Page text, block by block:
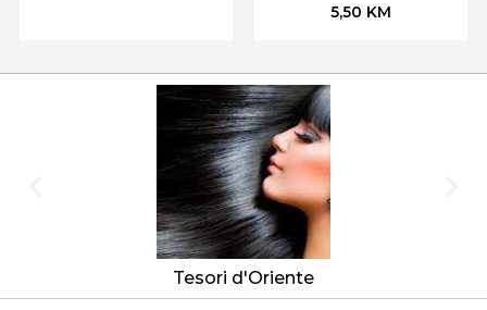
5,50 KM
Tesori d'Oriente